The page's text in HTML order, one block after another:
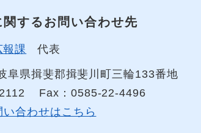
関するお問い合わせ先
報課 代表
阜県揖斐郡揖斐川町三輪133番地
Fax：0585-22-4496
合わせはこちら